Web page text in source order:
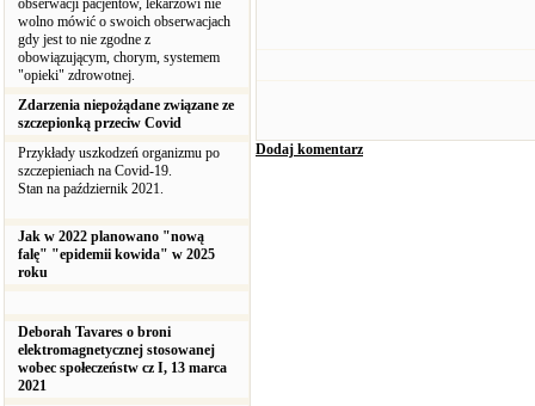
obserwacji pacjentów, lekarzowi nie
wolno mówić o swoich obserwacjach
gdy jest to nie zgodne z
obowiązującym, chorym, systemem
"opieki" zdrowotnej.
Zdarzenia niepożądane związane ze
szczepionką przeciw Covid
Przykłady uszkodzeń organizmu po
szczepieniach na Covid-19.
Stan na październik 2021.
Jak w 2022 planowano "nową
falę" "epidemii kowida" w 2025
roku
Deborah Tavares o broni
elektromagnetycznej stosowanej
wobec społeczeństw cz I, 13 marca
2021
Dodaj komentarz